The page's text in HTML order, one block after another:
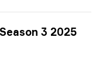
3 2025